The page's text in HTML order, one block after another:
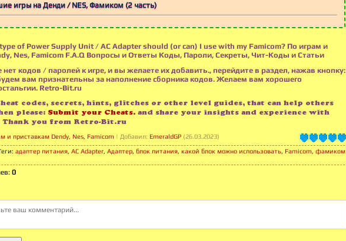
игры на Денди / NES, Фамиком (2 часть)
of Power Supply Unit / AC Adapter should (or can) I use with my Famicom? По играм и
Nes, Famicom F.A.Q Вопросы и Ответы Коды, Пароли, Секреты, Чит-Коды и Статьи
нет кодов / паролей к игре, и вы желаете их добавить., перейдите в раздел, нажав кнопку:
вам признательны за наполнение сборника кодов. Желаем вам хорошего
Retro-Bit.ru
codes, secrets, hints, glitches or other level guides, that can help others
please: Submit your Cheats. and share your insights and experience with
Thank you from Retro-Bit.ru
и приставкам Dendy, Nes, Famicom | Добавил: EmeraldGP (26.03.2023)
: адаптер питания, AC Adapter, Адаптер, блок питания, какой блок можно использовать, Famicom, фамиком
: 0